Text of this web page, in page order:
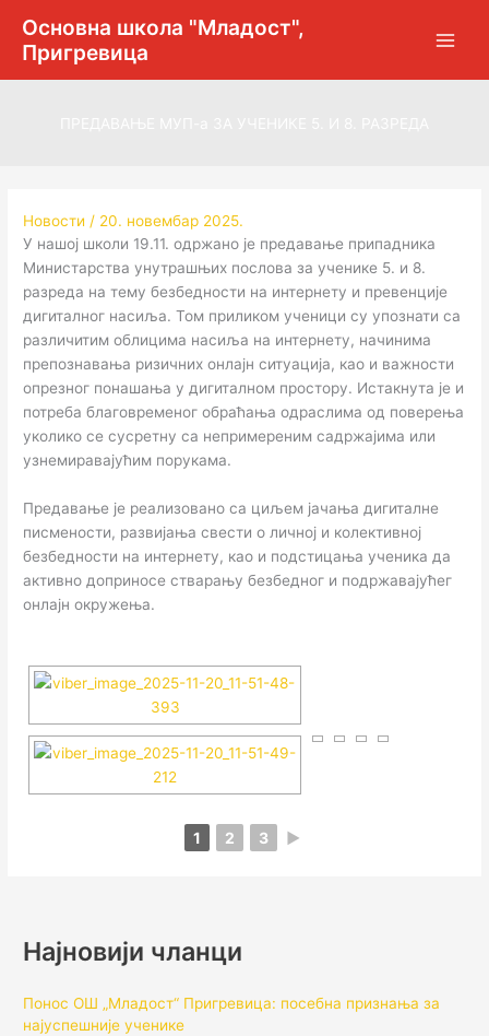
садржај
Основна школа "Младост",
Пригревица
Новости / 20. новембар 2025.
У нашој школи 19.11. одржано је предавање припадника
Министарства унутрашњих послова за ученике 5. и 8.
разреда на тему безбедности на интернету и превенције
дигиталног насиља. Том приликом ученици су упознати са
различитим облицима насиља на интернету, начинима
препознавања ризичних онлајн ситуација, као и важности
опрезног понашања у дигиталном простору. Истакнута је и
потреба благовременог обраћања одраслима од поверења
уколико се сусретну са непримереним садржајима или
узнемиравајућим порукама.
Предавање је реализовано са циљем јачања дигиталне
писмености, развијања свести о личној и колективној
безбедности на интернету, као и подстицања ученика да
активно доприносе стварању безбедног и подржавајућег
онлајн окружења.
1 2 3 ►
Најновији чланци
Понос ОШ „Младост“ Пригревица: посебна признања за
најуспешније ученике